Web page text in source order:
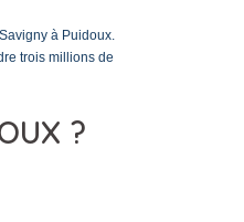
à Puidoux.
trois millions de
?